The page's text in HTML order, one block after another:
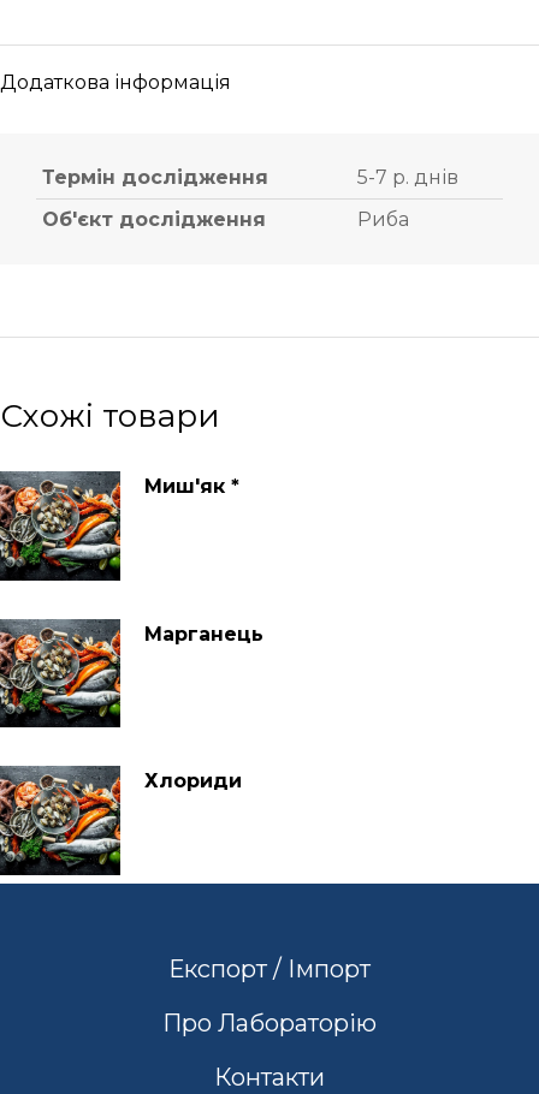
Додаткова інформація
Термін дослідження
5-7 р. днів
Об'єкт дослідження
Риба
Схожі товари
Миш'як *
Марганець
Хлориди
Експорт / Імпорт
Про Лабораторію
Контакти